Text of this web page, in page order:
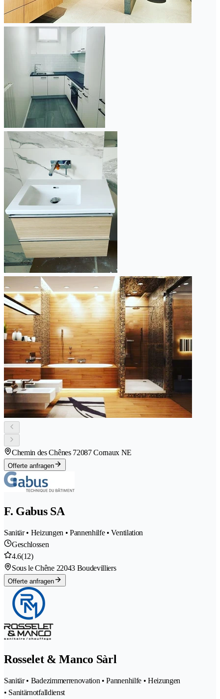
Chemin des Chênes 72087 Cornaux NE
Offerte anfragen
F. Gabus SA
Sanitär • Heizungen • Pannenhilfe • Ventilation
Geschlossen
4.6(12)
Sous le Chêne 22043 Boudevilliers
Offerte anfragen
Rosselet & Manco Sàrl
Sanitär • Badezimmerrenovation • Pannenhilfe • Heizungen
• Sanitärnotfalldienst